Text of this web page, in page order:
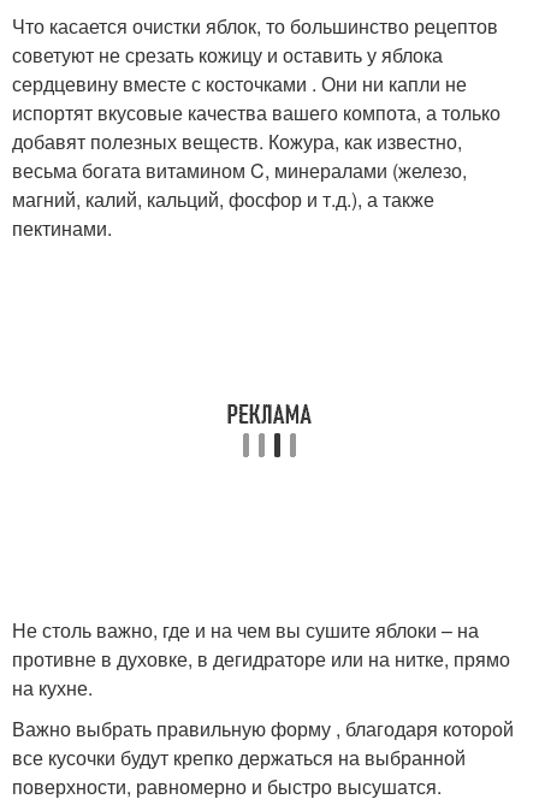
Что касается очистки яблок, то большинство рецептов
советуют не срезать кожицу и оставить у яблока
сердцевину вместе с косточками . Они ни капли не
испортят вкусовые качества вашего компота, а только
добавят полезных веществ. Кожура, как известно,
весьма богата витамином C, минералами (железо,
магний, калий, кальций, фосфор и т.д.), а также
пектинами.
Не столь важно, где и на чем вы сушите яблоки – на
противне в духовке, в дегидраторе или на нитке, прямо
на кухне.
Важно выбрать правильную форму , благодаря которой
все кусочки будут крепко держаться на выбранной
поверхности, равномерно и быстро высушатся.